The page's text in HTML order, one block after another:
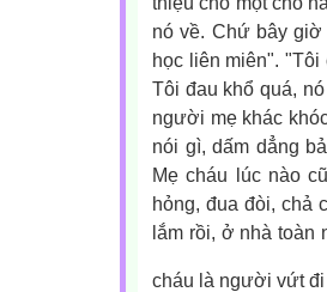
nó về. Chứ bây
học liên miên".
Tôi đau khổ quá,
người mẹ khác
nói gì, dấm dẳng
Mẹ cháu lúc nào
hỏng, đua đòi, chả
lắm rồi, ở nhà toàn
cháu là người vứt